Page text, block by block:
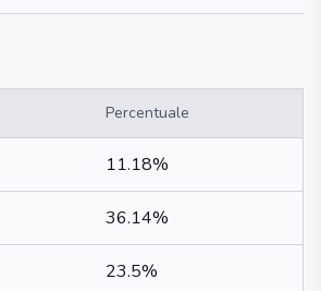
Percentuale
11.18%
36.14%
23.5%